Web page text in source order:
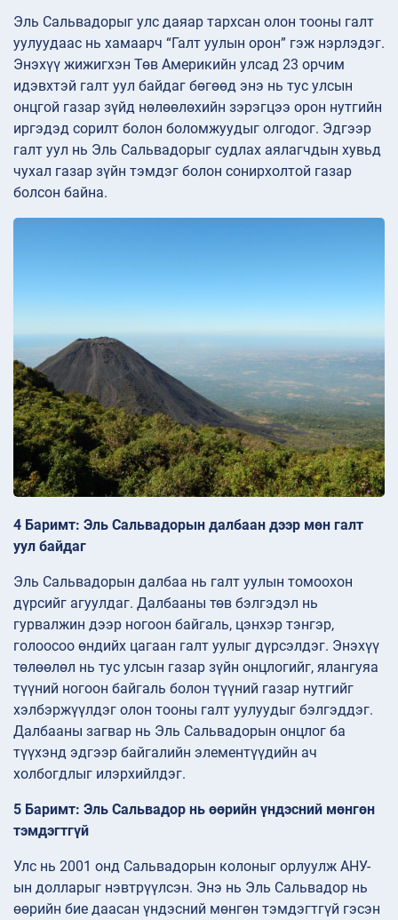
Эль Сальвадорыг улс даяар тархсан олон тооны галт
уулуудаас нь хамаарч “Галт уулын орон” гэж нэрлэдэг.
Энэхүү жижигхэн Төв Америкийн улсад 23 орчим
идэвхтэй галт уул байдаг бөгөөд энэ нь тус улсын
онцгой газар зүйд нөлөөлөхийн зэрэгцээ орон нутгийн
иргэдэд сорилт болон боломжуудыг олгодог. Эдгээр
галт уул нь Эль Сальвадорыг судлах аялагчдын хувьд
чухал газар зүйн тэмдэг болон сонирхолтой газар
болсон байна.
4 Баримт: Эль Сальвадорын далбаан дээр мөн галт
уул байдаг
Эль Сальвадорын далбаа нь галт уулын томоохон
дүрсийг агуулдаг. Далбааны төв бэлгэдэл нь
гурвалжин дээр ногоон байгаль, цэнхэр тэнгэр,
голоосоо өндийх цагаан галт уулыг дүрсэлдэг. Энэхүү
төлөөлөл нь тус улсын газар зүйн онцлогийг, ялангуяа
түүний ногоон байгаль болон түүний газар нутгийг
хэлбэржүүлдэг олон тооны галт уулуудыг бэлгэддэг.
Далбааны загвар нь Эль Сальвадорын онцлог ба
түүхэнд эдгээр байгалийн элементүүдийн ач
холбогдлыг илэрхийлдэг.
5 Баримт: Эль Сальвадор нь өөрийн үндэсний мөнгөн
тэмдэгтгүй
Улс нь 2001 онд Сальвадорын колоныг орлуулж АНУ-
ын долларыг нэвтрүүлсэн. Энэ нь Эль Сальвадор нь
өөрийн бие даасан үндэсний мөнгөн тэмдэгтгүй гэсэн